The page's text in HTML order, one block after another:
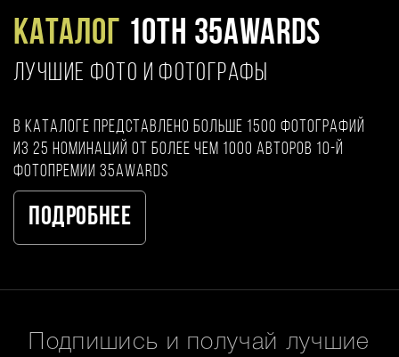
Каталог 10TH 35AWARDS
ЛУЧШИЕ ФОТО И ФОТОГРАФЫ
В каталоге представлено больше 1500 фотографий
из 25 номинаций от более чем 1000 авторов 10-й
фотопремии 35AWARDS
Подробнее
Подпишись и получай лучшие